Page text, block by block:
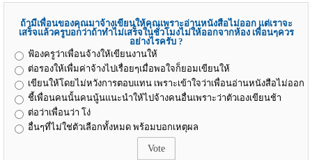
ถ้ามีเพื่อนของคุณมาจ้างเขียนให้คุณเพราะอ่านหนังสือไม่ออก แต่เราจะ
เสร็จแล้วครูบอกว่าถ้าทำไม่เสร็จในชั่วโมงไม่ให้ออกจากห้อง เพื่อนๆควร
อย่างไรครับ ?
ฟ้องครูว่าเพื่อนจ้างให้เขียนงานให้
ต่อรองให้เพื่มค่าจ้างไปเรื่อยๆเมื่อพอใจก็ยอมเขียนให้
เขียนให้โดยไม่หวังการตอบแทน เพราะเข้าใจว่าเพื่อนอ่านหนังสือไม่ออก
ชี้เพื่อนคนนั้นคนนู้นแนะนำให้ไปจ้างคนอื่นเพราะว่าตัวเองเขียนช้า
ต่อว่าเพื่อนว่า โง่
อื่นๆที่ไม่ใช่ตัวเลือกทั้งหมด พร้อมบอกเหตุผล